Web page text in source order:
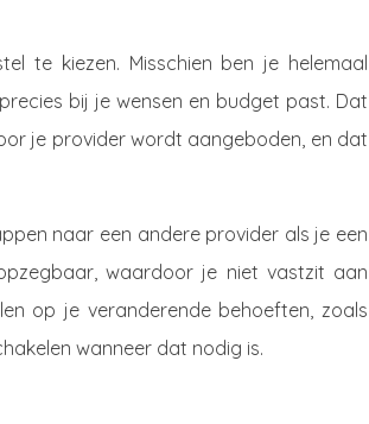
te kiezen. Misschien ben je helemaal
bij je wensen en budget past. Dat
je provider wordt aangeboden, en dat
naar een andere provider als je een
waardoor je niet vastzit aan
op je veranderende behoeften, zoals
wanneer dat nodig is.